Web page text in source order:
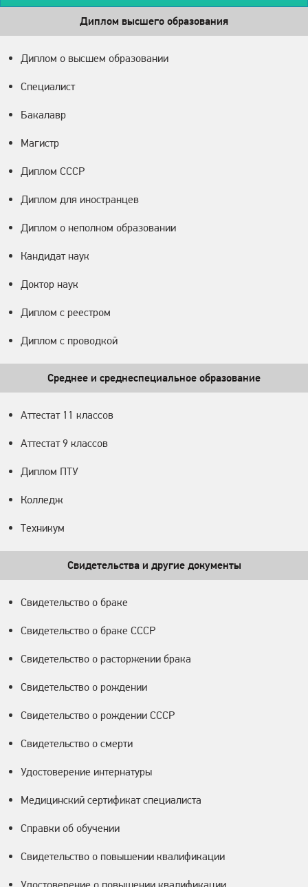
Диплом высшего образования
Диплом о высшем образовании
Специалист
Бакалавр
Магистр
Диплом СССР
Диплом для иностранцев
Диплом о неполном образовании
Кандидат наук
Доктор наук
Диплом с реестром
Диплом с проводкой
Среднее и среднеспециальное образование
Аттестат 11 классов
Аттестат 9 классов
Диплом ПТУ
Колледж
Техникум
Свидетельства и другие документы
Свидетельство о браке
Свидетельство о браке СССР
Свидетельство о расторжении брака
Свидетельство о рождении
Свидетельство о рождении СССР
Свидетельство о смерти
Удостоверение интернатуры
Медицинский сертификат специалиста
Справки об обучении
Свидетельство о повышении квалификации